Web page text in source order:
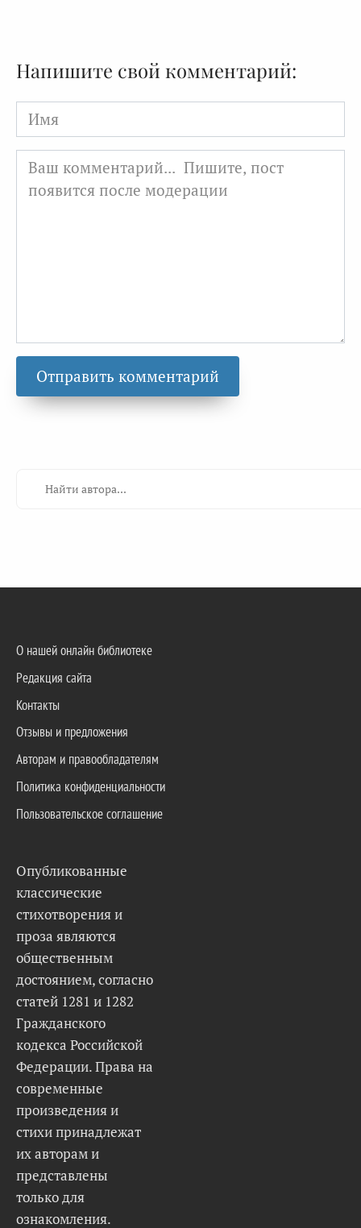
Напишите свой комментарий:
Имя
О нашей онлайн библиотеке
Редакция сайта
Контакты
Отзывы и предложения
Авторам и правообладателям
Политика конфиденциальности
Пользовательское соглашение
Опубликованные
классические
стихотворения и
проза являются
общественным
достоянием, согласно
статей 1281 и 1282
Гражданского
кодекса Российской
Федерации. Права на
современные
произведения и
стихи принадлежат
их авторам и
представлены
только для
ознакомления.